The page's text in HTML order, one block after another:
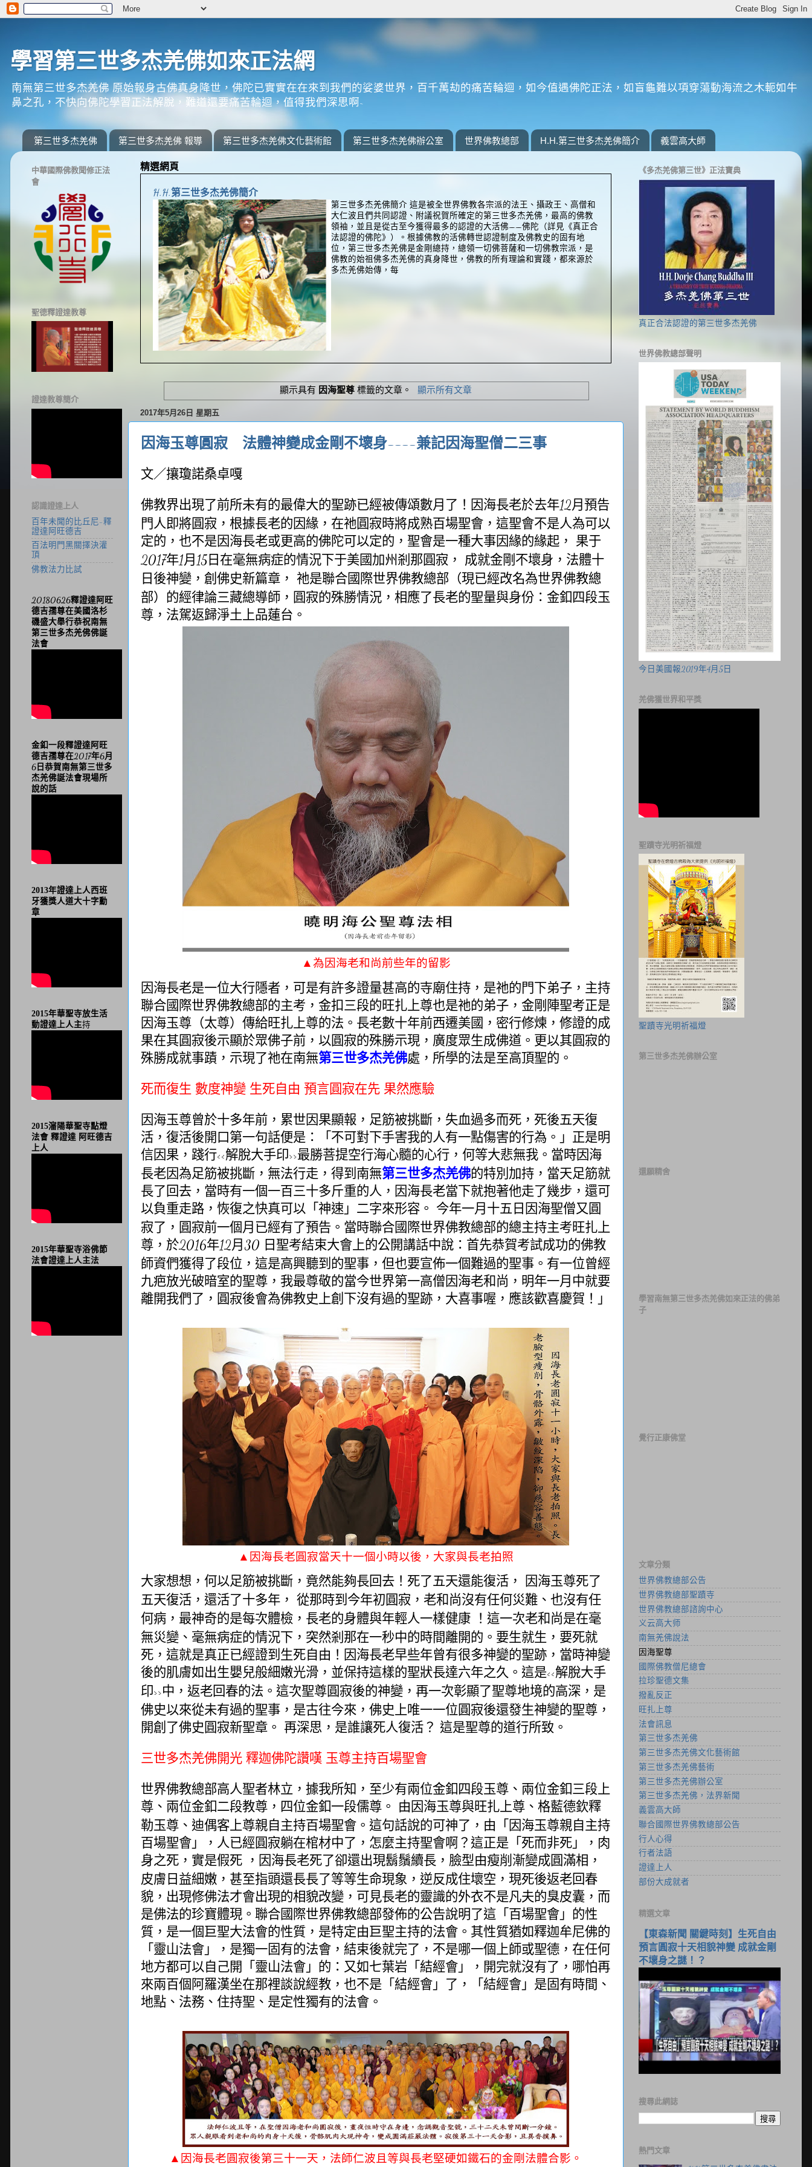
學習第三世多杰羌佛如來正法網
南無第三世多杰羌佛 原始報身古佛真身降世，佛陀已實實在在來到我們的娑婆世界，百千萬劫的痛苦輪迴，如今值遇佛陀正法，如盲龜難以項穿蕩動海流之木軛如牛
鼻之孔，不快向佛陀學習正法解脫，難道還要痛苦輪迴，值得我們深思啊~
第三世多杰羌佛 第三世多杰羌佛 報導 第三世多杰羌佛文化藝術館 第三世多杰羌佛辦公室 世界佛教總部 H.H.第三世多杰羌佛簡介 義雲高大師
精選網頁
H.H.第三世多杰羌佛簡介
第三世多杰羌佛簡介 這是被全世界佛教各宗派的法王、攝政王、高僧和
大仁波且們共同認證、附議祝賀所確定的第三世多杰羌佛，最高的佛教
領袖，並且是從古至今獲得最多的認證的大活佛——佛陀（詳見《真正合
法認證的佛陀》）。根據佛教的活佛轉世認證制度及佛教史的固有地
位，第三世多杰羌佛是金剛總持，總領一切佛菩薩和一切佛教宗派，是
佛教的始祖佛多杰羌佛的真身降世，佛教的所有理論和實踐，都來源於
多杰羌佛始傳，每
顯示具有 因海聖尊 標籤的文章。 顯示所有文章
2017年5月26日 星期五
因海玉尊圓寂 法體神變成金剛不壞身----兼記因海聖僧二三事
文／攘瓊諾桑卓嘎
佛教界出現了前所未有的最偉大的聖跡已經被傳頌數月了！因海長老於去年12月預告
門人即將圓寂，根據長老的因緣，在祂圓寂時將成熟百場聖會，這聖會不是人為可以
定的，也不是因海長老或更高的佛陀可以定的，聖會是一種大事因緣的緣起， 果于
2017年1月15日在毫無病症的情況下于美國加州剎那圓寂， 成就金剛不壞身，法體十
日後神變，創佛史新篇章， 祂是聯合國際世界佛教總部（現已經改名為世界佛教總
部）的經律論三藏總導師，圓寂的殊勝情況，相應了長老的聖量與身份：金釦四段玉
尊，法駕返歸淨土上品蓮台。
▲為因海老和尚前些年的留影
因海長老是一位大行隱者，可是有許多證量甚高的寺廟住持，是祂的門下弟子，主持
聯合國際世界佛教總部的主考，金扣三段的旺扎上尊也是祂的弟子，金剛陣聖考正是
因海玉尊（太尊）傳給旺扎上尊的法。長老數十年前西遷美國，密行修煉，修證的成
果在其圓寂後示顯於眾佛子前，以圓寂的殊勝示現，廣度眾生成佛道。更以其圓寂的
殊勝成就事蹟，示現了祂在南無第三世多杰羌佛處，所學的法是至高頂聖的。
死而復生 數度神變 生死自由 預言圓寂在先 果然應驗
因海玉尊曾於十多年前，累世因果顯報，足筋被挑斷，失血過多而死，死後五天復
活，復活後開口第一句話便是：「不可對下手害我的人有一點傷害的行為。」正是明
信因果，踐行<<解脫大手印>>最勝菩提空行海心髓的心行，何等大悲無我。當時因海
長老因為足筋被挑斷，無法行走，得到南無第三世多杰羌佛的特別加持，當天足筋就
長了回去，當時有一個一百三十多斤重的人，因海長老當下就抱著他走了幾步，還可
以負重走路，恢復之快真可以「神速」二字來形容。 今年一月十五日因海聖僧又圓
寂了，圓寂前一個月已經有了預告。當時聯合國際世界佛教總部的總主持主考旺扎上
尊，於2016年12月30 日聖考結束大會上的公開講話中說：首先恭賀考試成功的佛教
師資們獲得了段位，這是高興聽到的聖事，但也要宣佈一個難過的聖事。有一位曾經
九疤放光破暗室的聖尊，我最尊敬的當今世界第一高僧因海老和尚，明年一月中就要
離開我們了，圓寂後會為佛教史上創下沒有過的聖跡，大喜事喔，應該歡喜慶賀！」
▲因海長老圓寂當天十一個小時以後，大家與長老拍照
大家想想，何以足筋被挑斷，竟然能夠長回去！死了五天還能復活， 因海玉尊死了
五天復活，還活了十多年， 從那時到今年初圓寂，老和尚沒有任何災難、也沒有任
何病，最神奇的是每次體檢，長老的身體與年輕人一樣健康 ！這一次老和尚是在毫
無災變、毫無病症的情況下，突然剎那在一秒中的時間離開的。要生就生，要死就
死，這就是真正已經證到生死自由！因海長老早些年曾有很多神變的聖跡，當時神變
後的肌膚如出生嬰兒般細嫩光滑，並保持這樣的聖狀長達六年之久。這是<<解脫大手
印>>中，返老回春的法。這次聖尊圓寂後的神變，再一次彰顯了聖尊地境的高深，是
佛史以來從未有過的聖事，是古往今來，佛史上唯一一位圓寂後還發生神變的聖尊，
開創了佛史圓寂新聖章。 再深思，是誰讓死人復活？ 這是聖尊的道行所致。
三世多杰羌佛開光 釋迦佛陀讚嘆 玉尊主持百場聖會
世界佛教總部高人聖者林立，據我所知，至少有兩位金釦四段玉尊、兩位金釦三段上
尊、兩位金釦二段教尊，四位金釦一段儒尊。 由因海玉尊與旺扎上尊、格藍德欽釋
勒玉尊、迪偶客上尊親自主持百場聖會。這句話說的可神了，由「因海玉尊親自主持
百場聖會」，人已經圓寂躺在棺材中了，怎麼主持聖會啊？這正是「死而非死」，肉
身之死，實是假死 ，因海長老死了卻還出現鬍鬚續長，臉型由瘦削漸變成圓滿相，
皮膚日益細嫩，甚至指頭還長長了等等生命現象，逆反成住壞空，現死後返老回春
貌，出現修佛法才會出現的相貌改變，可見長老的靈識的外衣不是凡夫的臭皮囊，而
是佛法的珍寶體現。聯合國際世界佛教總部發佈的公告說明了這「百場聖會」的性
質，是一個巨聖大法會的性質，是特定由巨聖主持的法會。其性質猶如釋迦牟尼佛的
「靈山法會」，是獨一固有的法會，結束後就完了，不是哪一個上師或聖德，在任何
地方都可以自己開「靈山法會」的：又如七葉岩「結經會」，開完就沒有了，哪怕再
來兩百個阿羅漢坐在那裡談說經教，也不是「結經會」了，「結經會」是固有時間、
地點、法務、住持聖、是定性獨有的法會。
▲因海長老圓寂後第三十一天，法師仁波且等與長老堅硬如鐵石的金剛法體合影。
中華國際佛教聞修正法
會
聖德釋證達教尊
證達教尊簡介
認識證達上人
百年未聞的比丘尼-釋
證達阿旺德吉
百法明門黑關擇決灌
頂
佛教法力比試
20180626釋證達阿旺
德吉孺尊在美國洛杉
磯盛大舉行恭祝南無
第三世多杰羌佛佛誕
法會
金釦一段釋證達阿旺
德吉孺尊在2017年6月
6日恭賀南無第三世多
杰羌佛誕法會現場所
說的話
2013年證達上人西班
牙獲獎人道大十字勳
章
2015年華聖寺放生活
動證達上人主持
2015瀋陽華聖寺點燈
法會 釋證達 阿旺德吉
上人
2015年華聖寺浴佛節
法會證達上人主法
《多杰羌佛第三世》正法寶典
真正合法認證的第三世多杰羌佛
世界佛教總部聲明
今日美國報2019年4月5日
羌佛獲世界和平獎
聖蹟寺光明祈福燈
聖蹟寺光明祈福燈
第三世多杰羌佛辦公室
還願精舍
學習南無第三世多杰羌佛如來正法的佛弟
子
覺行正康佛堂
文章分類
世界佛教總部公告
世界佛教總部聖蹟寺
世界佛教總部諮詢中心
义云高大师
南無羌佛說法
因海聖尊
國際佛教僧尼總會
拉珍聖德文集
撥亂反正
旺扎上尊
法會訊息
第三世多杰羌佛
第三世多杰羌佛文化藝術館
第三世多杰羌佛藝術
第三世多杰羌佛辦公室
第三世多杰羌佛，法界新聞
義雲高大師
聯合國際世界佛教總部公告
行人心得
行者法語
證達上人
部份大成就者
精選文章
【東森新聞 關鍵時刻】生死自由
預言圓寂十天相貌神變 成就金剛
不壞身之謎！？
搜尋此網誌
熱門文章